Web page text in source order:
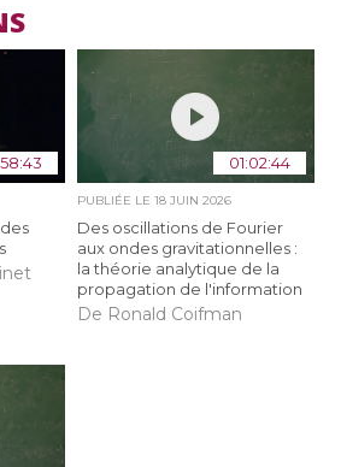
01:02:44
PUBLIÉE LE 18 JUIN 2026
Des oscillations de Fourier
aux ondes gravitationnelles :
la théorie analytique de la
propagation de l'information
De Ronald Coifman